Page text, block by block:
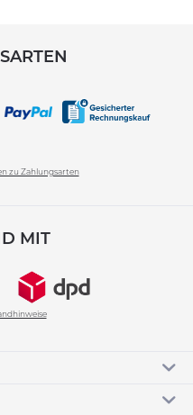
zu Zahlungsarten
MIT